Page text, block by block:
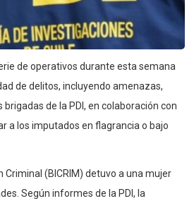
de operativos durante esta semana
de delitos, incluyendo amenazas,
de la PDI, en colaboración con
a los imputados en flagrancia o bajo
(BICRIM) detuvo a una mujer
Según informes de la PDI, la